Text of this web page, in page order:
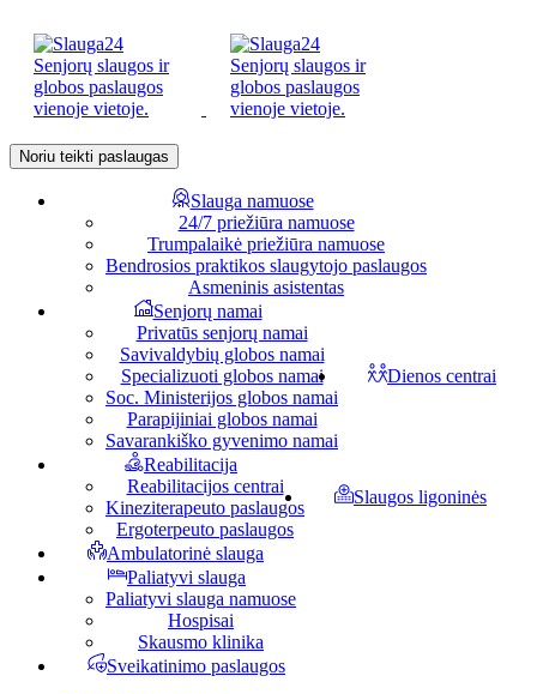
Noriu teikti paslaugas
Slauga namuose
24/7 priežiūra namuose
Trumpalaikė priežiūra namuose
Bendrosios praktikos slaugytojo paslaugos
Asmeninis asistentas
Senjorų namai
Privatūs senjorų namai
Savivaldybių globos namai
Specializuoti globos namai
Soc. Ministerijos globos namai
Parapijiniai globos namai
Savarankiško gyvenimo namai
Dienos centrai
Reabilitacija
Reabilitacijos centrai
Kineziterapeuto paslaugos
Ergoterpeuto paslaugos
Slaugos ligoninės
Ambulatorinė slauga
Paliatyvi slauga
Paliatyvi slauga namuose
Hospisai
Skausmo klinika
Sveikatinimo paslaugos